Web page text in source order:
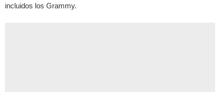
incluidos los Grammy.